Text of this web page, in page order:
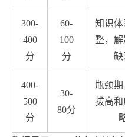
300-
400
分
60-
100
分
知识
整，
缺
400-
500
分
30-
80分
瓶颈
拔高